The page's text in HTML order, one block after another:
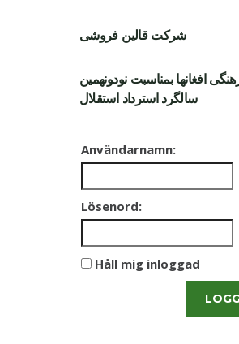
شرکت قالین فروشی
افغانها بمناسبت نودونهمین
سالگرد استرداد استقلال
Användarnamn:
Lösenord:
Håll mig inloggad